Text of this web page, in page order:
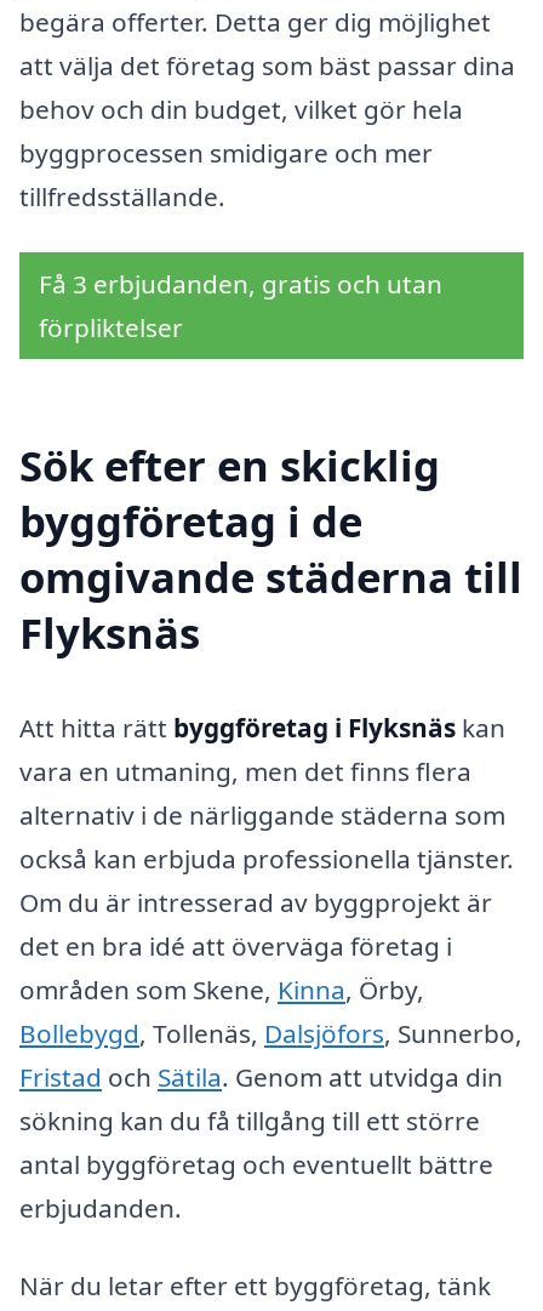
begära offerter. Detta ger dig möjlighet
att välja det företag som bäst passar dina
behov och din budget, vilket gör hela
byggprocessen smidigare och mer
tillfredsställande.
Få 3 erbjudanden, gratis och utan
förpliktelser
Sök efter en skicklig
byggföretag i de
omgivande städerna till
Flyksnäs
Att hitta rätt byggföretag i Flyksnäs kan
vara en utmaning, men det finns flera
alternativ i de närliggande städerna som
också kan erbjuda professionella tjänster.
Om du är intresserad av byggprojekt är
det en bra idé att överväga företag i
områden som Skene, Kinna, Örby,
Bollebygd, Tollenäs, Dalsjöfors, Sunnerbo,
Fristad och Sätila. Genom att utvidga din
sökning kan du få tillgång till ett större
antal byggföretag och eventuellt bättre
erbjudanden.
När du letar efter ett byggföretag, tänk